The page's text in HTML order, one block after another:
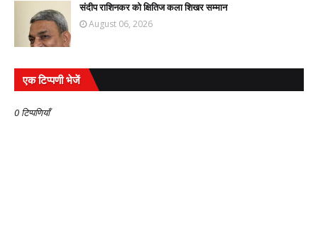
संदीप राशिनकर को क्षितिज कला शिखर सम्मान
August 06, 2026
एक टिप्पणी भेजें
0 टिप्पणियाँ